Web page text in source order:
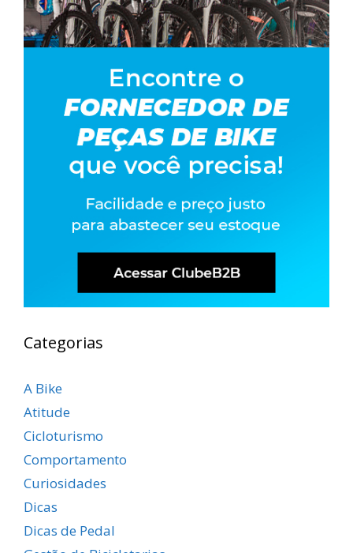
Categorias
A Bike
Atitude
Cicloturismo
Comportamento
Curiosidades
Dicas
Dicas de Pedal